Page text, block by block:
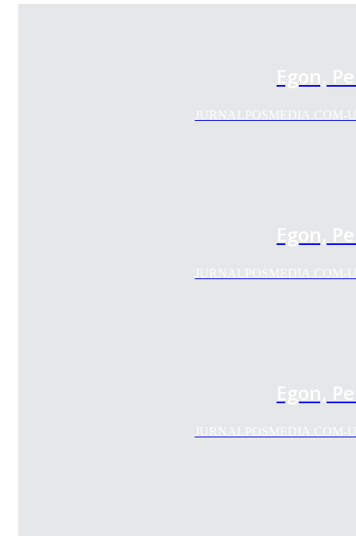
Egon,
JURNALPOSMEDIA.COM-
Egon,
JURNALPOSMEDIA.COM-
Egon,
JURNALPOSMEDIA.COM-